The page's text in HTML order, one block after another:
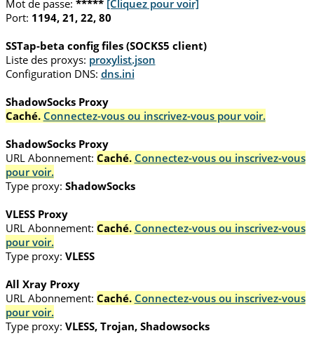
Mot de passe: ***** [Cliquez pour voir]
Port: 1194, 21, 22, 80
SSTap-beta config files (SOCKS5 client)
Liste des proxys: proxylist.json
Configuration DNS: dns.ini
ShadowSocks Proxy
Caché. Connectez-vous ou inscrivez-vous pour voir.
ShadowSocks Proxy
URL Abonnement: Caché. Connectez-vous ou inscrivez-vous
pour voir.
Type proxy: ShadowSocks
VLESS Proxy
URL Abonnement: Caché. Connectez-vous ou inscrivez-vous
pour voir.
Type proxy: VLESS
All Xray Proxy
URL Abonnement: Caché. Connectez-vous ou inscrivez-vous
pour voir.
Type proxy: VLESS, Trojan, Shadowsocks